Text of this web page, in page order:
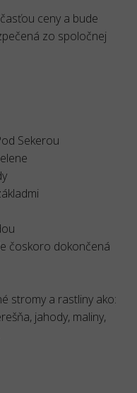
ceny a bude
zo spoločnej
Sekerou
čoskoro dokončená
stromy a rastliny ako:
jahody, maliny,